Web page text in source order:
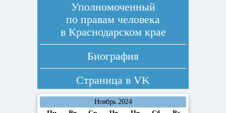
Уполномоченный
по правам человека
в Краснодарском крае
Биография
Страница в VK
Ноябрь 2024